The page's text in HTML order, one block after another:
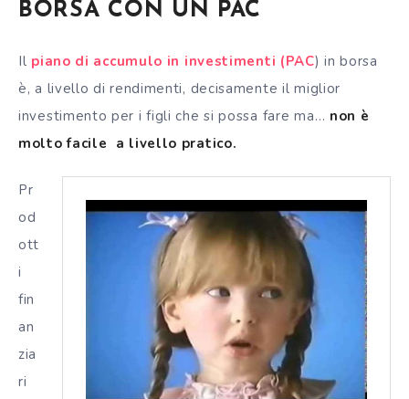
BORSA CON UN PAC
Il piano di accumulo in investimenti (PAC) in borsa
è, a livello di rendimenti, decisamente il miglior
investimento per i figli che si possa fare ma… non è
molto facile a livello pratico.
Pr
od
ott
i
fin
an
zia
ri